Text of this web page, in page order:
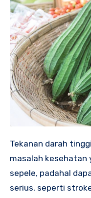
Tekanan darah tinggi atau hipertensi adalah
masalah kesehatan
sepele, padahal
serius, seperti